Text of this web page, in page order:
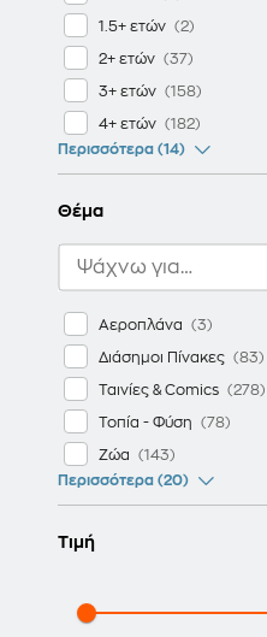
1.5+ ετών
2+ ετών
3+ ετών
4+ ετών
Περισσότερα (14)
Θέμα
Αεροπλάνα
Διάσημοι Πίνακες
Ταινίες & Comics
Τοπία - Φύση
Ζώα
Περισσότερα (20)
Τιμή